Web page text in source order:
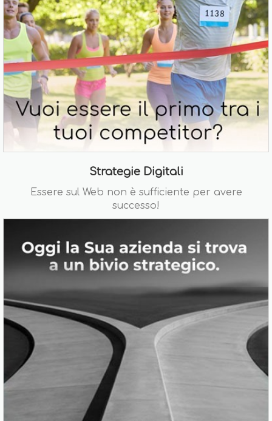
Strategie Digitali
Essere sul Web non è sufficiente per avere
successo!